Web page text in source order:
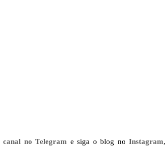
canal no Telegram e siga o blog no Instagram,